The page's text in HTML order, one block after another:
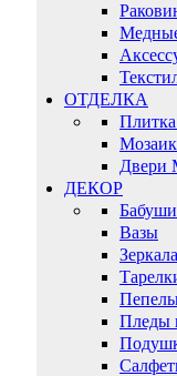
ОТДЕЛКА
Двери
ДЕКОР
Вазы
Зеркала
Пледы